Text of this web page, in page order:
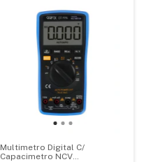
Multimetro Digital C/
Capacimetro NCV